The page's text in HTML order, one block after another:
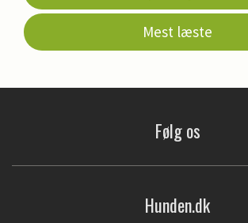
Mest læste
Følg os
Hunden.dk